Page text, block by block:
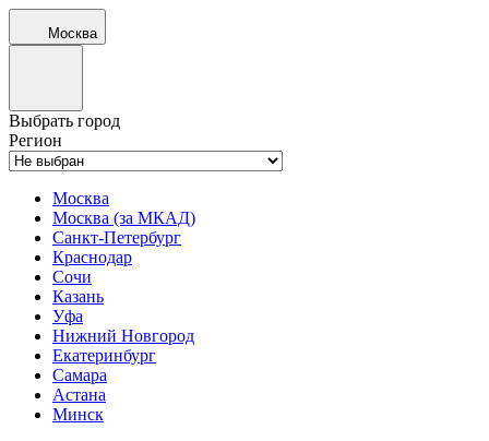
Москва
Выбрать город
Регион
Москва
Москва (за МКАД)
Санкт-Петербург
Краснодар
Сочи
Казань
Уфа
Нижний Новгород
Екатеринбург
Самара
Астана
Минск